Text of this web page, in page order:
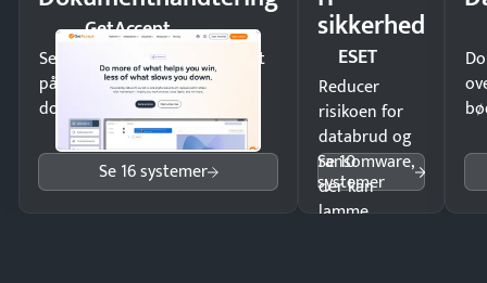
GetAccept
Send kontrakter til underskrift
på minutter og mist ingen
dokumenter.
Se 16 systemer
sikkerhed
ESET
Reducer
risikoen for
databrud og
ransomware,
der kan
lamme
Se 10
systemer